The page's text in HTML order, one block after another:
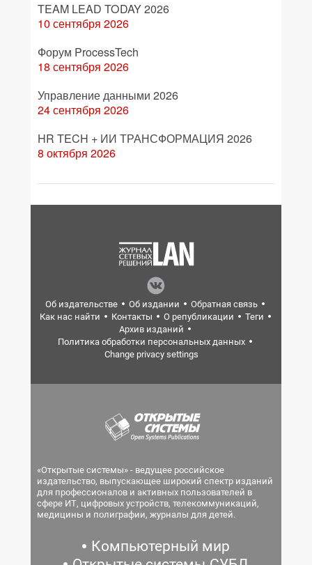
TEAM LEAD TODAY 2026
10 сентября 2026
Форум ProcessTech
18 сентября 2026
Управление данными 2026
24 сентября 2026
HR TECH + ИИ ТРАНСФОРМАЦИЯ 2026
8 октября 2026
Об издательстве Об издании
Обратная связь
Как нас найти
Контакты О републикации
Теги
Архив изданий
Политика обработки персональных данных
Change privacy settings
«Открытые системы» - ведущее российское
издательство, выпускающее широкий спектр изданий
для профессионалов и активных пользователей в
сфере ИТ, цифровых устройств, телекоммуникаций,
медицины и полиграфии, журналы для детей.
Компьютерный мир